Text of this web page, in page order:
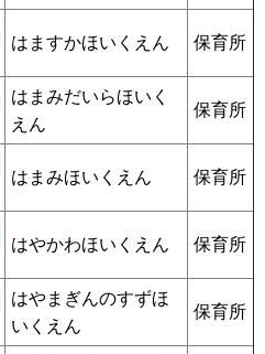
はますかほいくえん 保育所
はまみだいらほいく
えん
保育所
はまみほいくえん 保育所
はやかわほいくえん 保育所
はやまぎんのすずほ
いくえん
保育所